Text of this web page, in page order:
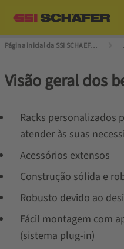
Página inicial da SSI SCHAEFER
Visão geral dos
Racks personalizados
atender às suas
Acessórios extensos
Construção sólida e
Robusto devido ao
Fácil montagem com
(sistema plug-in)